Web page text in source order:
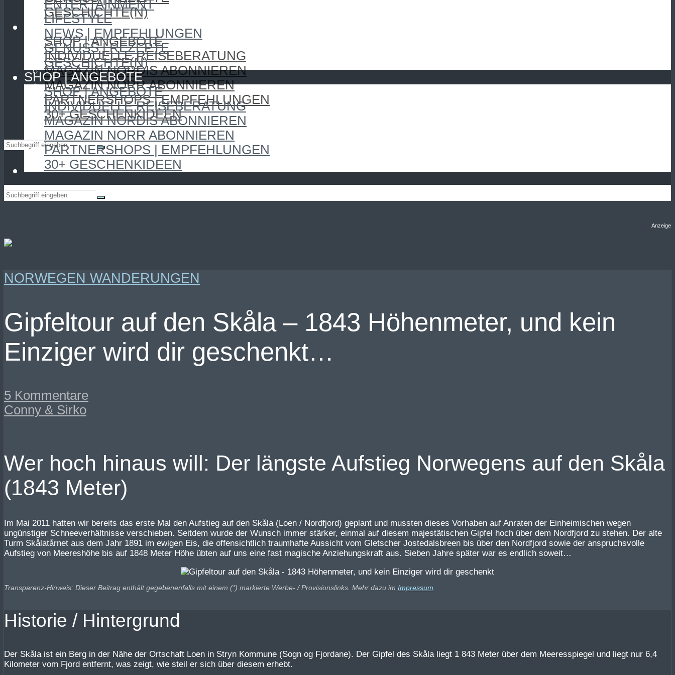
GESCHICHTE(N)
SHOP | ANGEBOTE
SHOP | ANGEBOTE
INDIVIDUELLE REISEBERATUNG
MAGAZIN NORDIS ABONNIEREN
MAGAZIN NORR ABONNIEREN
PARTNERSHOPS | EMPFEHLUNGEN
30+ GESCHENKIDEEN
ENTERTAINMENT
LIFESTYLE
NEWS | EMPFEHLUNGEN
GENUSS | REZEPTE
GESCHICHTE(N)
SHOP | ANGEBOTE
SHOP | ANGEBOTE
INDIVIDUELLE REISEBERATUNG
MAGAZIN NORDIS ABONNIEREN
MAGAZIN NORR ABONNIEREN
PARTNERSHOPS | EMPFEHLUNGEN
30+ GESCHENKIDEEN
Anzeige
NORWEGEN WANDERUNGEN
Gipfeltour auf den Skåla – 1843 Höhenmeter, und kein
Einziger wird dir geschenkt…
5 Kommentare
Conny & Sirko
Wer hoch hinaus will: Der längste Aufstieg Norwegens auf den Skåla
(1843 Meter)
Im Mai 2011 hatten wir bereits das erste Mal den Aufstieg auf den Skåla (Loen / Nordfjord) geplant und mussten dieses Vorhaben auf Anraten der Einheimischen wegen
ungünstiger Schneeverhältnisse verschieben. Seitdem wurde der Wunsch immer stärker, einmal auf diesem majestätischen Gipfel hoch über dem Nordfjord zu stehen. Der alte
Turm Skålatårnet aus dem Jahr 1891 im ewigen Eis, die offensichtlich traumhafte Aussicht vom Gletscher Jostedalsbreen bis über den Nordfjord sowie der anspruchsvolle
Aufstieg von Meereshöhe bis auf 1848 Meter Höhe übten auf uns eine fast magische Anziehungskraft aus. Sieben Jahre später war es endlich soweit…
Transparenz-Hinweis: Dieser Beitrag enthält gegebenenfalls mit einem (*) markierte Werbe- / Provisionslinks. Mehr dazu im Impressum
Historie / Hintergrund
Der Skåla ist ein Berg in der Nähe der Ortschaft Loen in Stryn Kommune (Sogn og Fjordane). Der Gipfel des Skåla liegt 1 843 Meter über dem Meeresspiegel und liegt nur 6,4
Kilometer vom Fjord entfernt, was zeigt, wie steil er sich über diesem erhebt.